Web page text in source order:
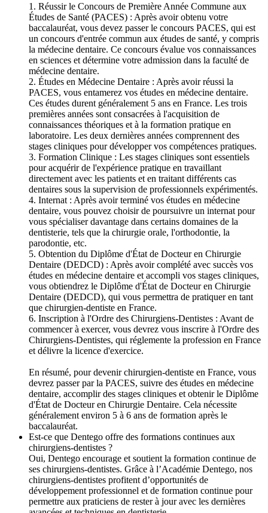
1. Réussir le Concours de Première Année Commune aux
Études de Santé (PACES) : Après avoir obtenu votre
baccalauréat, vous devez passer le concours PACES, qui est
un concours d'entrée commun aux études de santé, y compris
la médecine dentaire. Ce concours évalue vos connaissances
en sciences et détermine votre admission dans la faculté de
médecine dentaire.
2. Études en Médecine Dentaire : Après avoir réussi la
PACES, vous entamerez vos études en médecine dentaire.
Ces études durent généralement 5 ans en France. Les trois
premières années sont consacrées à l'acquisition de
connaissances théoriques et à la formation pratique en
laboratoire. Les deux dernières années comprennent des
stages cliniques pour développer vos compétences pratiques.
3. Formation Clinique : Les stages cliniques sont essentiels
pour acquérir de l'expérience pratique en travaillant
directement avec les patients et en traitant différents cas
dentaires sous la supervision de professionnels expérimentés.
4. Internat : Après avoir terminé vos études en médecine
dentaire, vous pouvez choisir de poursuivre un internat pour
vous spécialiser davantage dans certains domaines de la
dentisterie, tels que la chirurgie orale, l'orthodontie, la
parodontie, etc.
5. Obtention du Diplôme d'État de Docteur en Chirurgie
Dentaire (DEDCD) : Après avoir complété avec succès vos
études en médecine dentaire et accompli vos stages cliniques,
vous obtiendrez le Diplôme d'État de Docteur en Chirurgie
Dentaire (DEDCD), qui vous permettra de pratiquer en tant
que chirurgien-dentiste en France.
6. Inscription à l'Ordre des Chirurgiens-Dentistes : Avant de
commencer à exercer, vous devrez vous inscrire à l'Ordre des
Chirurgiens-Dentistes, qui réglemente la profession en France
et délivre la licence d'exercice.
En résumé, pour devenir chirurgien-dentiste en France, vous
devrez passer par la PACES, suivre des études en médecine
dentaire, accomplir des stages cliniques et obtenir le Diplôme
d'État de Docteur en Chirurgie Dentaire. Cela nécessite
généralement environ 5 à 6 ans de formation après le
baccalauréat.
Est-ce que Dentego offre des formations continues aux
chirurgiens-dentistes ?
Oui, Dentego encourage et soutient la formation continue de
ses chirurgiens-dentistes. Grâce à l’Académie Dentego, nos
chirurgiens-dentistes profitent d’opportunités de
développement professionnel et de formation continue pour
permettre aux praticiens de rester à jour avec les dernières